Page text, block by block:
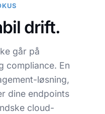
drift.
går på
compliance. En
løsning,
dine endpoints
cloud-